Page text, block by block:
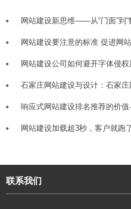
网站建设新思维——从“门面”到“
网站建设要注意的标准 促进网
网站建设公司如何避开字体侵权
石家庄网站建设与设计：石家
响应式网站建设排名推荐的价
网站建设加载超3秒，客户就
联系我们